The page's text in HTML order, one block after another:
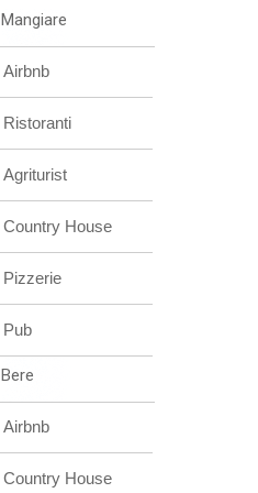
Mangiare
Airbnb
Ristoranti
Agriturist
Country House
Pizzerie
Pub
Bere
Airbnb
Country House